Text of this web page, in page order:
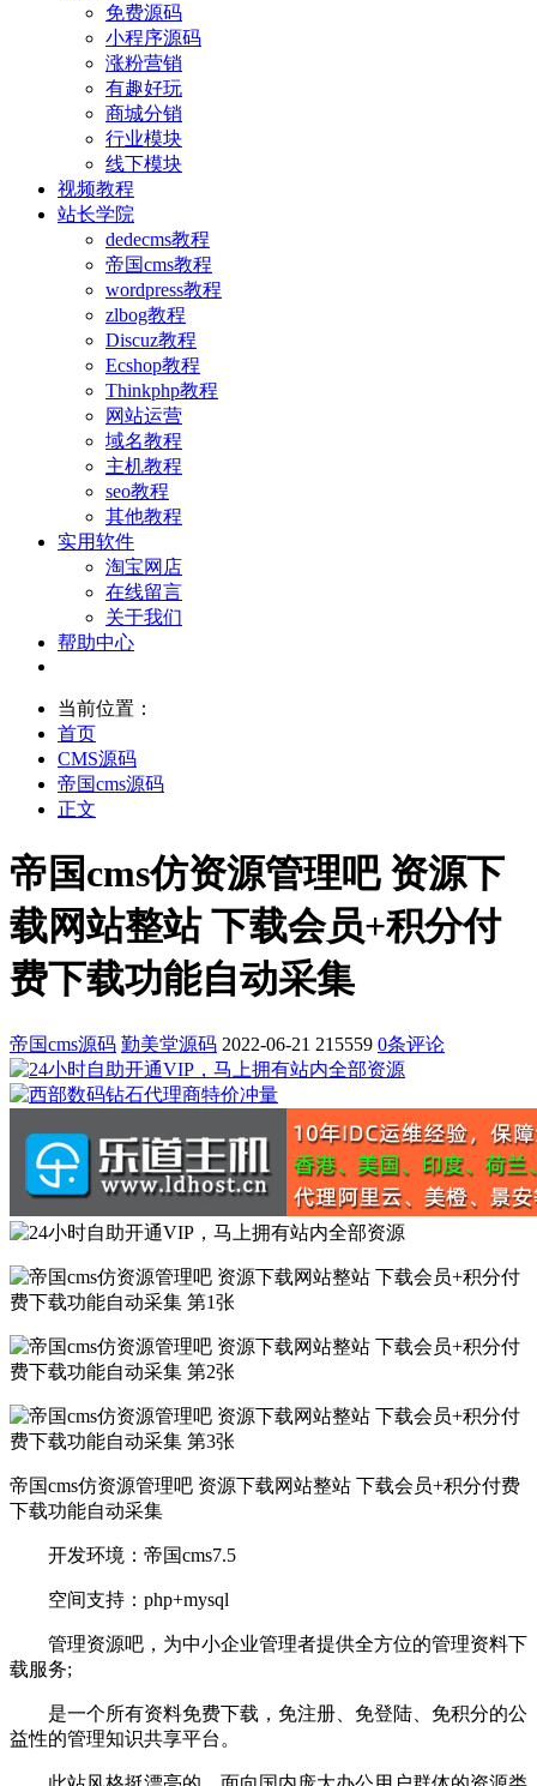
免费源码
小程序源码
涨粉营销
有趣好玩
商城分销
行业模块
线下模块
视频教程
站长学院
dedecms教程
帝国cms教程
wordpress教程
zlbog教程
Discuz教程
Ecshop教程
Thinkphp教程
网站运营
域名教程
主机教程
seo教程
其他教程
实用软件
淘宝网店
在线留言
关于我们
帮助中心
当前位置：
首页
CMS源码
帝国cms源码
正文
帝国cms仿资源管理吧 资源下
载网站整站 下载会员+积分付
费下载功能自动采集
帝国cms源码 勤美堂源码 2022-06-21 215559 0条评论
帝国cms仿资源管理吧 资源下载网站整站 下载会员+积分付费
下载功能自动采集
开发环境：帝国cms7.5
空间支持：php+mysql
管理资源吧，为中小企业管理者提供全方位的管理资料下
载服务;
是一个所有资料免费下载，免注册、免登陆、免积分的公
益性的管理知识共享平台。